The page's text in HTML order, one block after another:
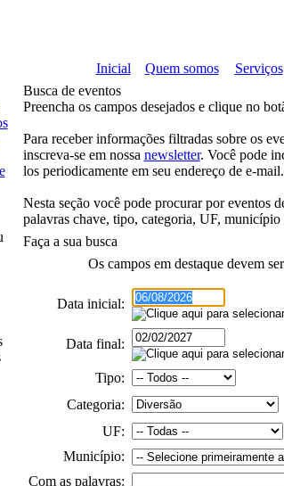
Inicial Quem somos Serviços
Busca de eventos
Preencha os campos desejados e clique no
Para receber informações filtradas sobre os
inscreva-se em nossa newsletter. Você pode
los periodicamente em seu endereço de e-mail.
Nesta seção você pode procurar por eventos
palavras chave, tipo, categoria, UF, município
Faça a sua busca
Os campos em destaquedevem
Data inicial:
Data final:
Tipo:
Categoria:
UF:
Município:
Com as palavras: